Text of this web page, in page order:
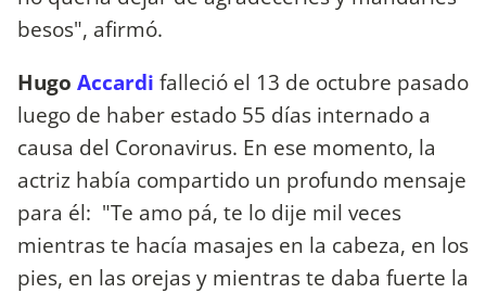
besos", afirmó.
Hugo Accardi falleció el 13 de octubre pasado
luego de haber estado 55 días internado a
causa del Coronavirus. En ese momento, la
actriz había compartido un profundo mensaje
para él: "Te amo pá, te lo dije mil veces
mientras te hacía masajes en la cabeza, en los
pies, en las orejas y mientras te daba fuerte la